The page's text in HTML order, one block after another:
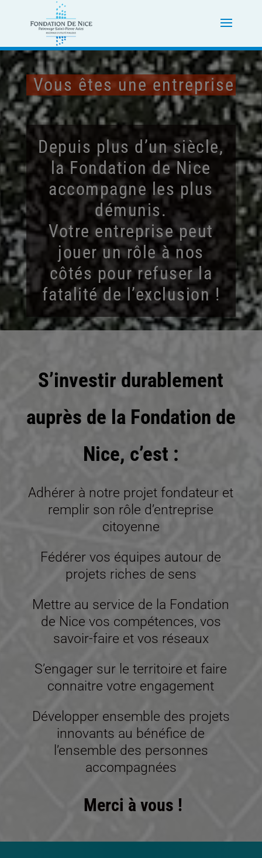
Vous êtes une entreprise
Depuis plus d’un siècle,
la Fondation de Nice
accompagne les plus
démunis.
Votre entreprise peut
jouer un rôle à nos
côtés pour refuser la
fatalité de l’exclusion !
S’investir durablement
auprès de la Fondation de
Nice, c’est :
Adhérer à notre projet fondateur et
remplir son rôle d’entreprise
citoyenne
Fédérer vos équipes autour de
projets riches de sens
Mettre au service de la Fondation
de Nice vos compétences, vos
savoir-faire et vos réseaux
S’engager sur le territoire et faire
connaitre votre engagement
Développer ensemble des projets
innovants au bénéfice de
l’ensemble des personnes
accompagnées
Merci à vous !